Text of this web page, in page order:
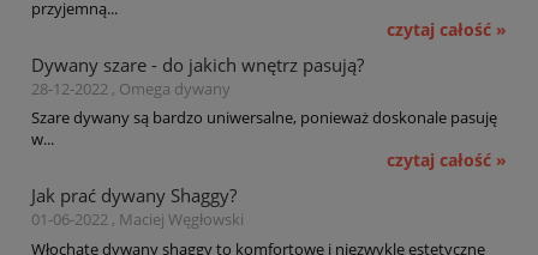
przyjemną...
czytaj całość »
Dywany szare - do jakich wnętrz pasują?
28-12-2022 , Omega dywany
Szare dywany są bardzo uniwersalne, ponieważ doskonale pasuję
w...
czytaj całość »
Jak prać dywany Shaggy?
01-06-2022 , Maciej Węgłowski
Włochate dywany shaggy to komfortowe i niezwykle estetyczne